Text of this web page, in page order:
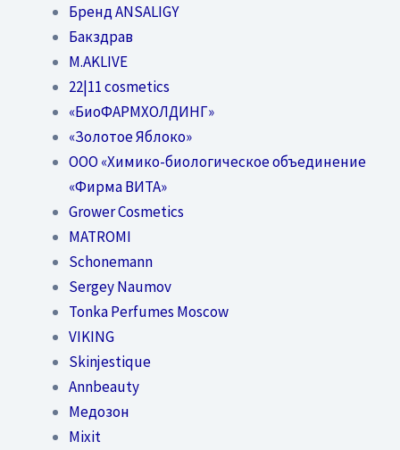
Бренд ANSALIGY
Бакздрав
M.AKLIVE
22|11 cosmetics
«БиоФАРМХОЛДИНГ»
«Золотое Яблоко»
OOO «Химико-биологическое объединение
«Фирма ВИТА»
Grower Cosmetics
MATROMI
Schonemann
Sergey Naumov
Tonka Perfumes Moscow
VIKING
Skinjestique
Annbeauty
Медозон
Mixit